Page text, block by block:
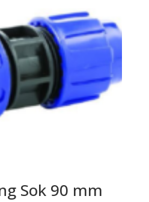
Sok 90 mm